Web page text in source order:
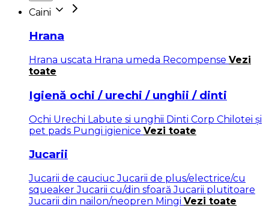
Caini
Hrana
Hrana uscata Hrana umeda Recompense Vezi
toate
Igienă ochi / urechi / unghii / dinti
Ochi Urechi Labute si unghii Dinti Corp Chilotei și
pet pads Pungi igienice Vezi toate
Jucarii
Jucarii de cauciucJucarii de plus/electrice/cu
squeakerJucarii cu/din sfoarăJucarii plutitoare
Jucarii din nailon/neopren Mingi Vezi toate